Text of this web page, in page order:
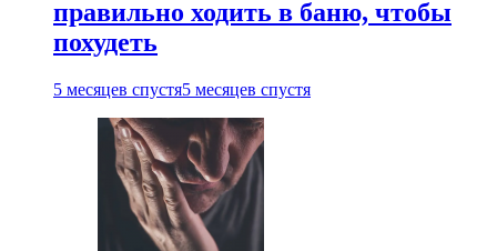
правильно ходить в баню, чтобы
похудеть
5 месяцев спустя5 месяцев спустя